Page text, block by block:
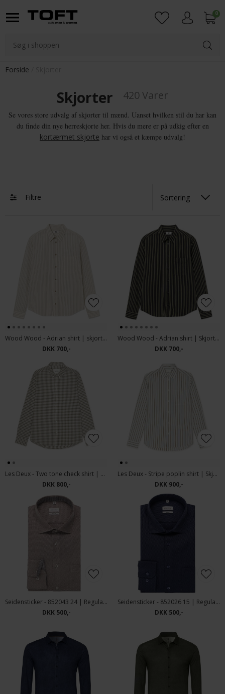
0
Forside
Skjorter 420 Varer
Se vores store udvalg af skjorter til mænd. Uanset hvilken stil du har kan
du finde din nye herreskjorte her. Hvis du mere er på udkig efter en
kortærmet skjorte har vi også et kæmpe udvalg!
Filtre
Wood Wood - Adrian shirt | skjorte Silver Birch
DKK 700,-
Wood Wood - Adrian shirt | Skjorte Going Green
DKK 700,-
Les Deux - Two tone check shirt | Skjorte Shopping Bag Brown
DKK 800,-
Les Deux - Stripe poplin shirt | Skjorte light Ivory
DKK 900,-
Seidensticker - 852043 24 | Regular Fit Skjorte Brown
DKK 500,-
Seidensticker - 852026 15 | Regular Fit Skjorte Blue
DKK 500,-